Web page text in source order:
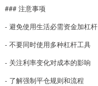
### 注意事项
- 避免使用生活必需资金加杠杆
- 不要同时使用多种杠杆工具
- 关注利率变化对成本的影响
- 了解强制平仓规则和流程